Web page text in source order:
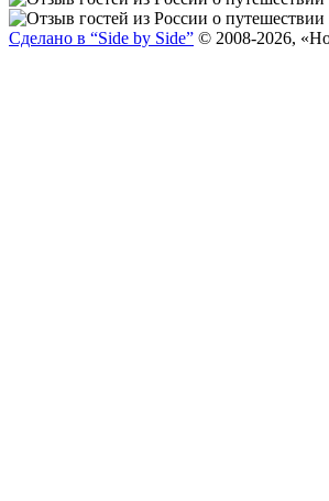
Сделано в “Side by Side” © 2008-2026,